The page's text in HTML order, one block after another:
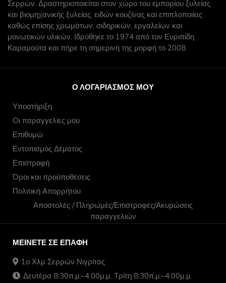
Σερρών. Δραστηριοποιείται στον χώρο του εμπορίου ξυλείας
και βιομηχανικής ξυλείας, ειδών κουζίνας και επιπλοποιίας
καθώς επίσης χρωμάτων, σιδηρικών, εργαλείων και
μονωτικών υλικών. Ιδρύθηκε το 1974 από τον Ευριπίδη
Καραμούτα και πήρε τη σημερινή της μορφή το 2008.
Ο ΛΟΓΑΡΙΑΣΜΌΣ ΜΟΥ
Υποστήριξη
Οι παραγγελίες μου
Επιθυμώ
Εντοπισμός Δέματος
Επιστροφή
Όροι και προϋποθέσεις
Πολιτική Απορρήτου
Αποστολές / Πληρωμές/Επιστροφές/Ακυρώσεις
παραγγελιών
ΜΕΊΝΕΤΕ ΣΕ ΕΠΑΦΉ
1ο Χλμ Σερρών Νιγρίτας
Δευτέρα 8:30π.μ.–4:00μ.μ. Τρίτη 8:30π.μ.–4:00μ.μ.